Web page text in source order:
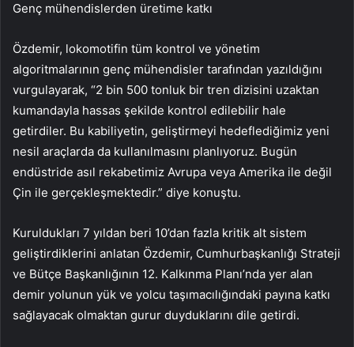
Genç mühendislerden üretime katkı
Özdemir, lokomotifin tüm kontrol ve yönetim
algoritmalarının genç mühendisler tarafından yazıldığını
vurgulayarak, “2 bin 500 tonluk bir tren dizisini uzaktan
kumandayla hassas şekilde kontrol edilebilir hale
getirdiler. Bu kabiliyetin, geliştirmeyi hedeflediğimiz yeni
nesil araçlarda da kullanılmasını planlıyoruz. Bugün
endüstride asıl rekabetimiz Avrupa veya Amerika ile değil
Çin ile gerçekleşmektedir.” diye konuştu.
Kuruldukları 7 yıldan beri 10’dan fazla kritik alt sistem
geliştirdiklerini anlatan Özdemir, Cumhurbaşkanlığı Strateji
ve Bütçe Başkanlığının 12. Kalkınma Planı’nda yer alan
demir yolunun yük ve yolcu taşımacılığındaki payına katkı
sağlayacak olmaktan gurur duyduklarını dile getirdi.